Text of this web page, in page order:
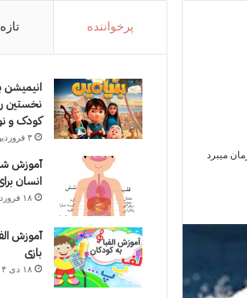
پرخواننده تازه
انیمیشن
نخستین
کودک و
۳ فروردین ۱۴۰۵
آموزش
انسان
۱۸ فروردین ۱۴۰۵
آموزش
بازی
۱۸ دی ۱۴۰۴